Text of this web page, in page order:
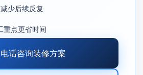
少后续反复
重点更省时间
话咨询装修方案